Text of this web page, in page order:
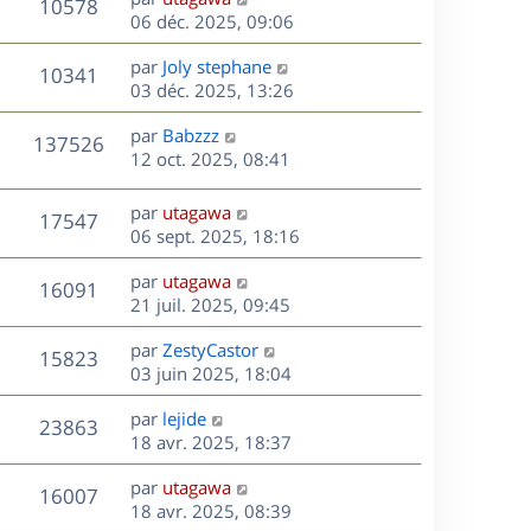
g
e
s
a
g
e
m
e
s
s
a
g
e
e
s
i
e
r
m
e
s
s
a
g
e
10578
u
s
e
r
n
i
e
r
m
e
s
s
a
g
e
06 déc. 2025, 09:06
10341
u
e
D
e
r
n
i
e
r
m
e
s
s
a
g
e
par Joly stephane
03 déc. 2025, 13:26
137526V
u
D
e
n
i
e
r
m
e
s
s
a
g
e
par Babzzz
12 oct. 2025, 08:41
17547V
u
s
D
e
r
n
i
e
r
m
e
s
s
a
g
e
par utagawa
06 sept. 2025, 18:16
16091
u
e
s
D
e
r
n
i
e
r
m
e
s
s
par utagawa
21 juil. 2025, 09:45
15823V
u
e
s
D
e
r
n
i
e
r
m
par ZestyCastor
03 juin 2025, 18:04
23863V
u
D
e
r
n
i
par lejide
18 avr. 2025, 18:37
16007V
D
e
par utagawa
18 avr. 2025, 08:39